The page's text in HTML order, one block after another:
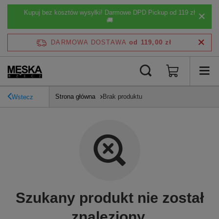
Kupuj bez kosztów wysyłki! Darmowe DPD Pickup od 119 zł
🚚
DARMOWA DOSTAWA od 119,00 zł
Wstecz Strona główna Brak produktu
Szukany produkt nie został